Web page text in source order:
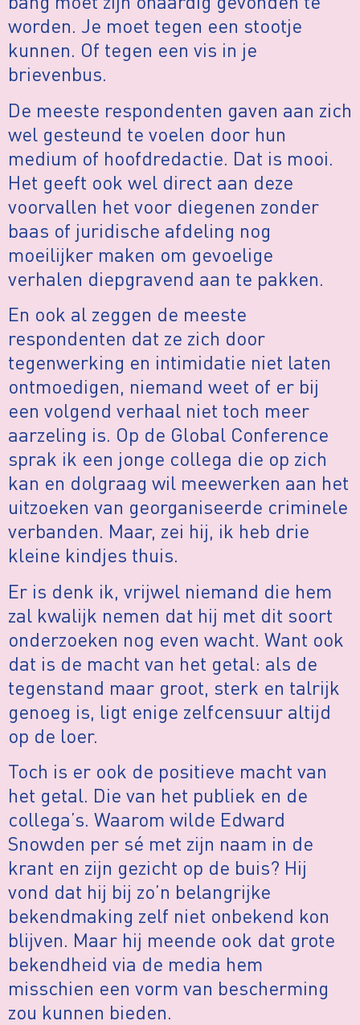
worden. Je moet tegen een stootje
kunnen. Of tegen een vis in je
brievenbus.
De meeste respondenten gaven aan zich
wel gesteund te voelen door hun
medium of hoofdredactie. Dat is mooi.
Het geeft ook wel direct aan deze
voorvallen het voor diegenen zonder
baas of juridische afdeling nog
moeilijker maken om gevoelige
verhalen diepgravend aan te pakken.
En ook al zeggen de meeste
respondenten dat ze zich door
tegenwerking en intimidatie niet laten
ontmoedigen, niemand weet of er bij
een volgend verhaal niet toch meer
aarzeling is. Op de Global Conference
sprak ik een jonge collega die op zich
kan en dolgraag wil meewerken aan het
uitzoeken van georganiseerde criminele
verbanden. Maar, zei hij, ik heb drie
kleine kindjes thuis.
Er is denk ik, vrijwel niemand die hem
zal kwalijk nemen dat hij met dit soort
onderzoeken nog even wacht. Want ook
dat is de macht van het getal: als de
tegenstand maar groot, sterk en talrijk
genoeg is, ligt enige zelfcensuur altijd
op de loer.
Toch is er ook de positieve macht van
het getal. Die van het publiek en de
collega’s. Waarom wilde Edward
Snowden per sé met zijn naam in de
krant en zijn gezicht op de buis? Hij
vond dat hij bij zo’n belangrijke
bekendmaking zelf niet onbekend kon
blijven. Maar hij meende ook dat grote
bekendheid via de media hem
misschien een vorm van bescherming
zou kunnen bieden.